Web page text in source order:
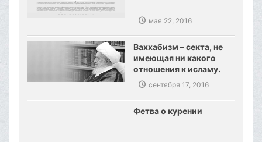
мая 22, 2016
Ваххабизм – секта, не
имеющая ни какого
отношения к исламу.
Созданы предпосылки,
сокрушения
ваххабизма.
сентября 17, 2016
Фетва о курении